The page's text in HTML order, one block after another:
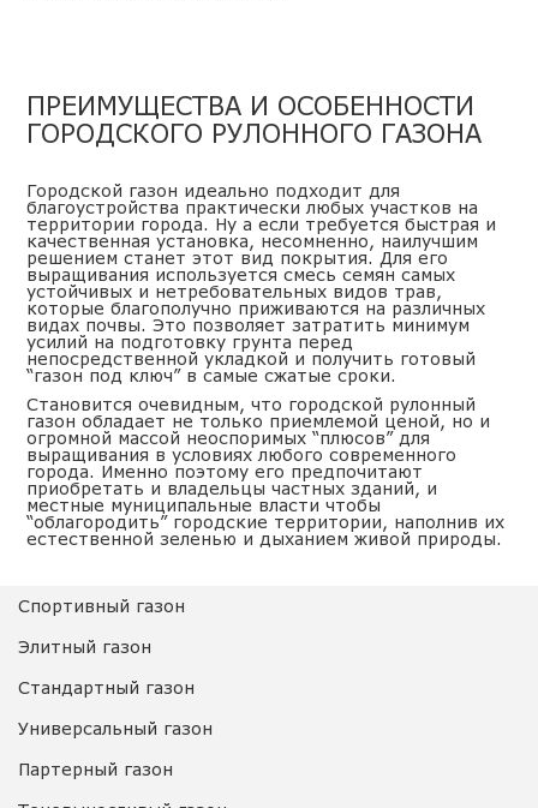
Спортивный газон
Элитный газон
Стандартный газон
Универсальный газон
Партерный газон
ПРЕИМУЩЕСТВА И ОСОБЕННОСТИ
ГОРОДСКОГО РУЛОННОГО ГАЗОНА
Городской газон идеально подходит для
благоустройства практически любых участков на
территории города. Ну а если требуется быстрая и
качественная установка, несомненно, наилучшим
решением станет этот вид покрытия. Для его
выращивания используется смесь семян самых
устойчивых и нетребовательных видов трав,
которые благополучно приживаются на различных
видах почвы. Это позволяет затратить минимум
усилий на подготовку грунта перед
непосредственной укладкой и получить готовый
“газон под ключ” в самые сжатые сроки.
Становится очевидным, что городской рулонный
газон обладает не только приемлемой ценой, но и
огромной массой неоспоримых “плюсов” для
выращивания в условиях любого современного
города. Именно поэтому его предпочитают
приобретать и владельцы частных зданий, и
местные муниципальные власти чтобы
“облагородить” городские территории, наполнив их
естественной зеленью и дыханием живой природы.